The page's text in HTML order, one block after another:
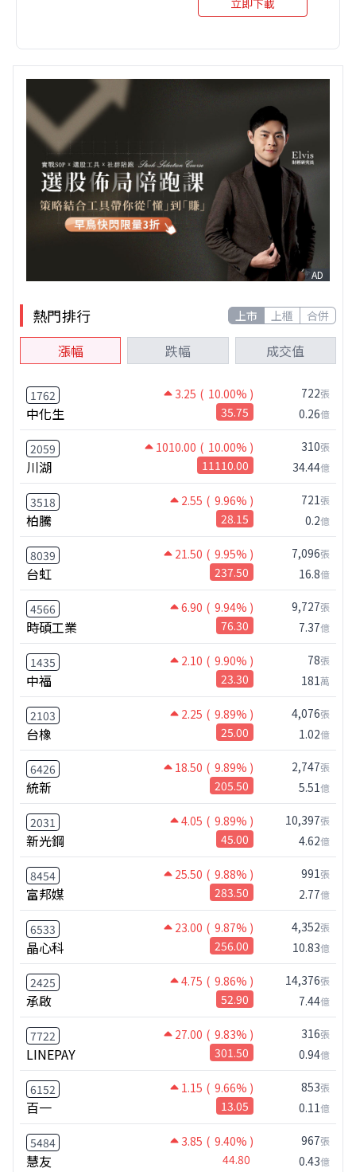
AD
熱門排行 上市 上櫃 合併
漲幅 跌幅 成交值
1762 3.25 ( 10.00% )
中化生 35.75
722張
0.26億
2059 1010.00 ( 10.00% )
川湖 11110.00
310張
34.44億
3518 2.55 ( 9.96% )
柏騰 28.15
721張
0.2億
8039 21.50 ( 9.95% )
台虹 237.50
7,096張
16.8億
4566 6.90 ( 9.94% )
時碩工業 76.30
9,727張
7.37億
1435 2.10 ( 9.90% )
中福 23.30
78張
181萬
2103 2.25 ( 9.89% )
台橡 25.00
4,076張
1.02億
6426 18.50 ( 9.89% )
統新 205.50
2,747張
5.51億
2031 4.05 ( 9.89% )
新光鋼 45.00
10,397張
4.62億
8454 25.50 ( 9.88% )
富邦媒 283.50
991張
2.77億
6533 23.00 ( 9.87% )
晶心科 256.00
4,352張
10.83億
2425 4.75 ( 9.86% )
承啟 52.90
14,376張
7.44億
7722 27.00 ( 9.83% )
LINEPAY 301.50
316張
0.94億
6152 1.15 ( 9.66% )
百一 13.05
853張
0.11億
5484 3.85 ( 9.40% )
慧友 44.80
967張
0.43億